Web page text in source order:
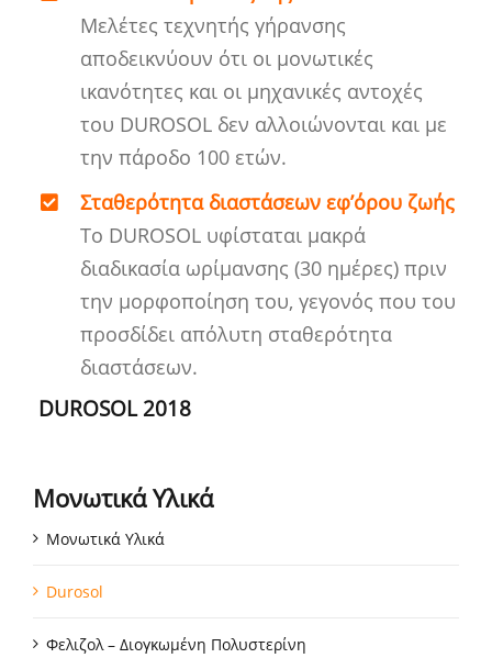
Μελέτες τεχνητής γήρανσης
αποδεικνύουν ότι οι μονωτικές
ικανότητες και οι μηχανικές αντοχές
του DUROSOL δεν αλλοιώνονται και με
την πάροδο 100 ετών.
Σταθερότητα διαστάσεων εφ’όρου ζωής
Το DUROSOL υφίσταται μακρά
διαδικασία ωρίμανσης (30 ημέρες) πριν
την μορφοποίηση του, γεγονός που του
προσδίδει απόλυτη σταθερότητα
διαστάσεων.
DUROSOL 2018
Μονωτικά Υλικά
Μονωτικά Υλικά
Durosol
Φελιζολ – Διογκωμένη Πολυστερίνη